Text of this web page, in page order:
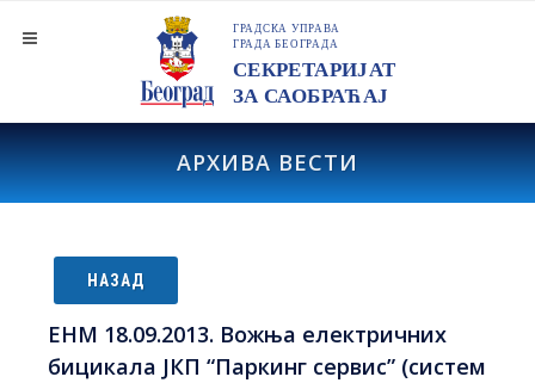
АРХИВА ВЕСТИ
НАЗАД
ЕНМ 18.09.2013. Вожња електричних
бицикала ЈКП “Паркинг сервис” (систем